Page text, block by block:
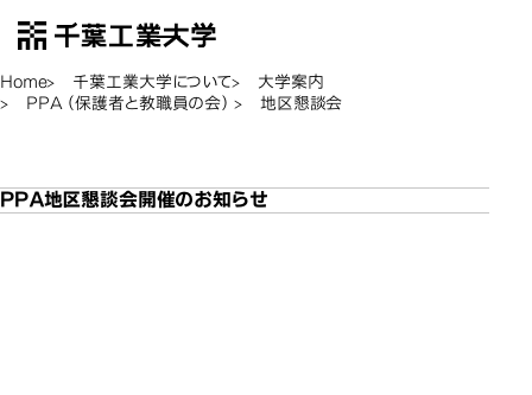
千葉工業大学
Open Menu
Home 千葉工業大学について
大学案内
PPA（保護者と教職員の会）
地区懇談会
地区懇談会
ＰＰＡ地区懇談会開催のお知らせ